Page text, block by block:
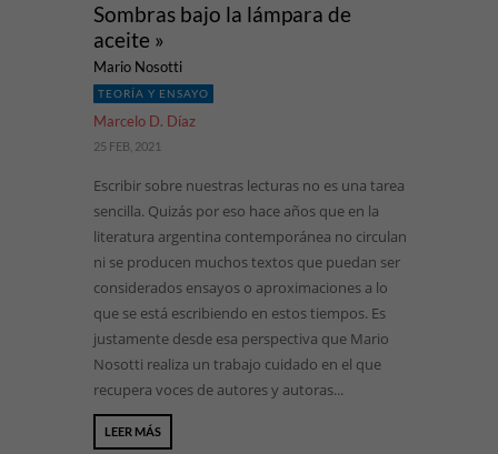
Sombras bajo la lámpara de
aceite »
Mario Nosotti
TEORÍA Y ENSAYO
Marcelo D. Díaz
25 FEB, 2021
Escribir sobre nuestras lecturas no es una tarea
sencilla. Quizás por eso hace años que en la
literatura argentina contemporánea no circulan
ni se producen muchos textos que puedan ser
considerados ensayos o aproximaciones a lo
que se está escribiendo en estos tiempos. Es
justamente desde esa perspectiva que Mario
Nosotti realiza un trabajo cuidado en el que
recupera voces de autores y autoras...
LEER MÁS